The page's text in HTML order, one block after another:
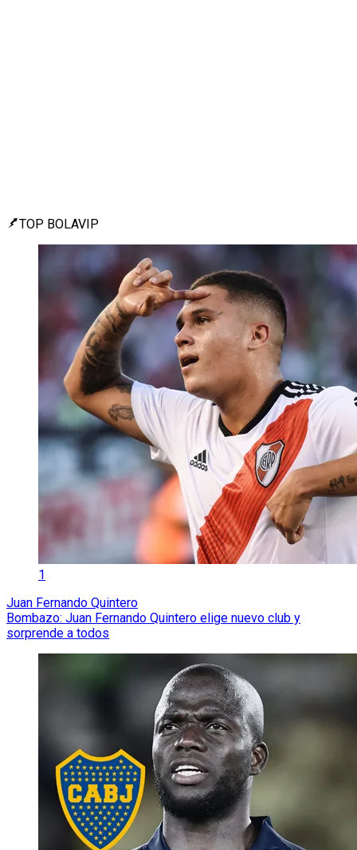
TOP BOLAVIP
1
Juan Fernando Quintero
Bombazo: Juan Fernando Quintero elige nuevo club y
sorprende a todos